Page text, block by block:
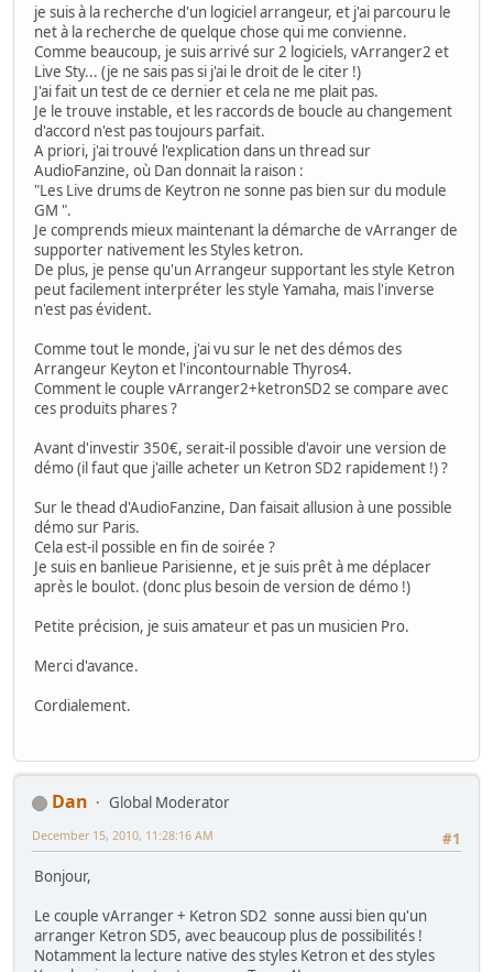
je suis à la recherche d'un logiciel arrangeur, et j'ai parcouru le
net à la recherche de quelque chose qui me convienne.
Comme beaucoup, je suis arrivé sur 2 logiciels, vArranger2 et
Live Sty... (je ne sais pas si j'ai le droit de le citer !)
J'ai fait un test de ce dernier et cela ne me plait pas.
Je le trouve instable, et les raccords de boucle au changement
d'accord n'est pas toujours parfait.
A priori, j'ai trouvé l'explication dans un thread sur
AudioFanzine, où Dan donnait la raison :
"Les Live drums de Keytron ne sonne pas bien sur du module
GM ".
Je comprends mieux maintenant la démarche de vArranger de
supporter nativement les Styles ketron.
De plus, je pense qu'un Arrangeur supportant les style Ketron
peut facilement interpréter les style Yamaha, mais l'inverse
n'est pas évident.
Comme tout le monde, j'ai vu sur le net des démos des
Arrangeur Keyton et l'incontournable Thyros4.
Comment le couple vArranger2+ketronSD2 se compare avec
ces produits phares ?
Avant d'investir 350€, serait-il possible d'avoir une version de
démo (il faut que j'aille acheter un Ketron SD2 rapidement !) ?
Sur le thead d'AudioFanzine, Dan faisait allusion à une possible
démo sur Paris.
Cela est-il possible en fin de soirée ?
Je suis en banlieue Parisienne, et je suis prêt à me déplacer
après le boulot. (donc plus besoin de version de démo !)
Petite précision, je suis amateur et pas un musicien Pro.
Merci d'avance.
Cordialement.
Dan
Global Moderator
#1
December 15, 2010, 11:28:16 AM
Bonjour,
Le couple vArranger + Ketron SD2 sonne aussi bien qu'un
arranger Ketron SD5, avec beaucoup plus de possibilités !
Notamment la lecture native des styles Ketron et des styles